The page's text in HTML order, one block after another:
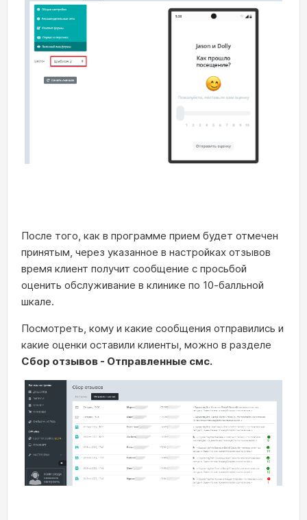
После того, как в программе прием будет отмечен
принятым, через указанное в настройках отзывов
время клиент получит сообщение с просьбой
оценить обслуживание в клинике по 10-балльной
шкале.
Посмотреть, кому и какие сообщения отправились и
какие оценки оставили клиенты, можно в разделе
Сбор отзывов - Отправленные смс.